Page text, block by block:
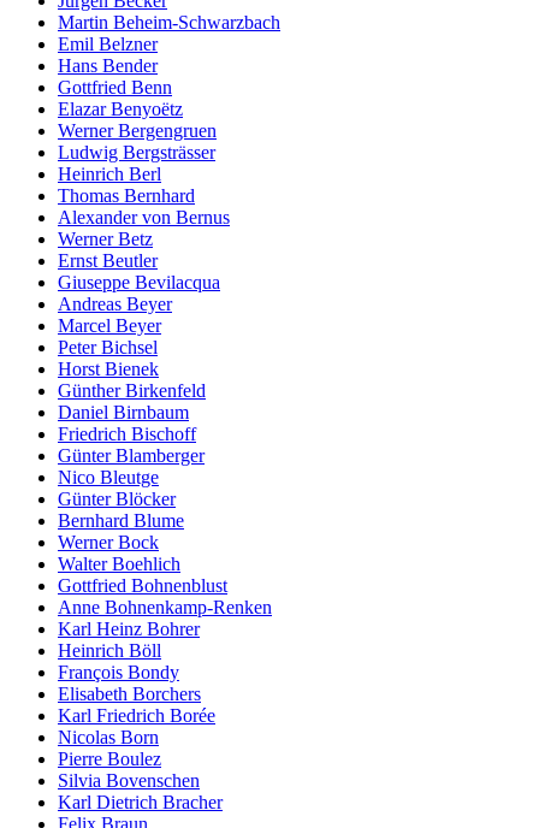
Martin Beheim-Schwarzbach
Emil Belzner
Hans Bender
Gottfried Benn
Elazar Benyoëtz
Werner Bergengruen
Ludwig Bergsträsser
Heinrich Berl
Thomas Bernhard
Alexander von Bernus
Werner Betz
Ernst Beutler
Giuseppe Bevilacqua
Andreas Beyer
Marcel Beyer
Peter Bichsel
Horst Bienek
Günther Birkenfeld
Daniel Birnbaum
Friedrich Bischoff
Günter Blamberger
Nico Bleutge
Günter Blöcker
Bernhard Blume
Werner Bock
Walter Boehlich
Gottfried Bohnenblust
Anne Bohnenkamp-Renken
Karl Heinz Bohrer
Heinrich Böll
François Bondy
Elisabeth Borchers
Karl Friedrich Borée
Nicolas Born
Pierre Boulez
Silvia Bovenschen
Karl Dietrich Bracher
Felix Braun